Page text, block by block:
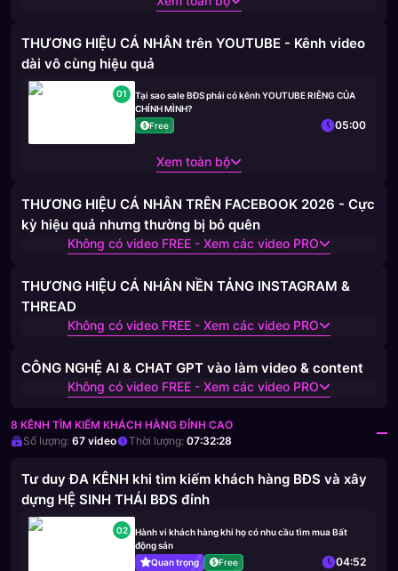
THƯƠNG HIỆU CÁ NHÂN trên YOUTUBE - Kênh video
dài vô cùng hiệu quả
01
Tại sao sale BĐS phải có kênh YOUTUBE RIÊNG CỦA
CHÍNH MÌNH?
Free
05:00
Xem toàn bộ
THƯƠNG HIỆU CÁ NHÂN TRÊN FACEBOOK 2026 - Cực
kỳ hiệu quả nhưng thường bị bỏ quên
Không có video FREE - Xem các video PRO
THƯƠNG HIỆU CÁ NHÂN NỀN TẢNG INSTAGRAM &
THREAD
Không có video FREE - Xem các video PRO
CÔNG NGHỆ AI & CHAT GPT vào làm video & content
Không có video FREE - Xem các video PRO
8 KÊNH TÌM KIẾM KHÁCH HÀNG ĐỈNH CAO
Số lượng: 67 video Thời lượng: 07:32:28
Tư duy ĐA KÊNH khi tìm kiếm khách hàng BĐS và xây
dựng HỆ SINH THÁI BĐS đỉnh
02
Hành vi khách hàng khi họ có nhu cầu tìm mua Bất
động sản
Quan trọng
Free 04:52